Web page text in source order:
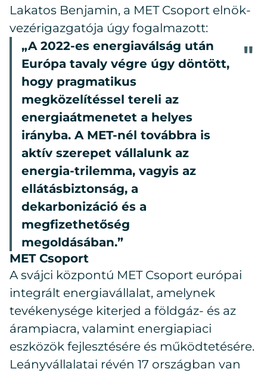
Lakatos Benjamin, a MET Csoport elnök-
vezérigazgatója úgy fogalmazott:
„A 2022-es energiaválság után
Európa tavaly végre úgy döntött,
hogy pragmatikus
megközelítéssel tereli az
energiaátmenetet a helyes
irányba. A MET-nél továbbra is
aktív szerepet vállalunk az
energia-trilemma, vagyis az
ellátásbiztonság, a
dekarbonizáció és a
megfizethetőség
megoldásában.”
MET Csoport
A svájci központú MET Csoport európai
integrált energiavállalat, amelynek
tevékenysége kiterjed a földgáz- és az
árampiacra, valamint energiapiaci
eszközök fejlesztésére és működtetésére.
Leányvállalatai révén 17 országban van